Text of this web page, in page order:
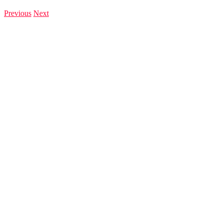
Previous Next